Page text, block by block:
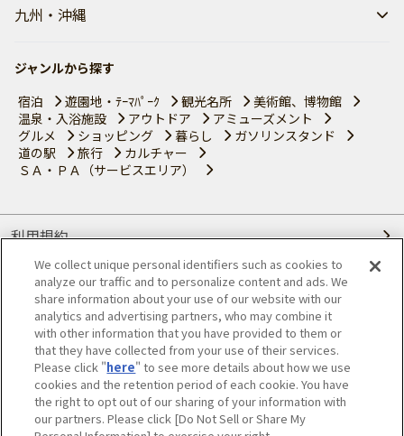
九州・沖縄
ジャンルから探す
宿泊
遊園地・ﾃｰﾏﾊﾟｰｸ 観光名所
美術館、博物館
温泉・入浴施設
アウトドア
アミューズメント
グルメ
ショッピング 暮らし
ガソリンスタンド
道の駅
旅行
カルチャー
ＳＡ・ＰＡ（サービスエリア）
利用規約
個人情報の取り扱いについて
会員優待サービスの提携をご検討の方へ
JAFホームページ
© JAPAN AUTOMOBILE FEDERATION. All rights reserved.
We collect unique personal identifiers such as cookies to
analyze our traffic and to personalize content and ads. We
share information about your use of our website with our
analytics and advertising partners, who may combine it
with other information that you have provided to them or
that they have collected from your use of their services.
Please click "here" to see more details about how we use
cookies and the retention period of each cookie. You have
the right to opt out of our sharing of your information with
our partners. Please click [Do Not Sell or Share My